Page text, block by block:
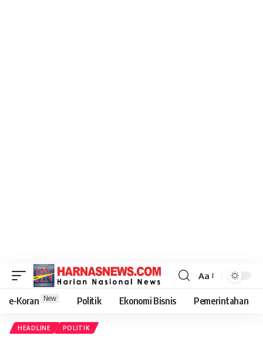
Aa
e-Koran New Politik Ekonomi Bisnis Pemerintahan
HEADLINE POLITIK